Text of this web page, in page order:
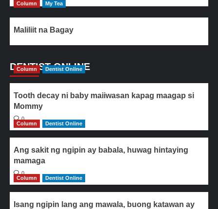
Column My Tea
Maliliit na Bagay
DENTIST ONLINE
Column Dentist Online
Tooth decay ni baby maiiwasan kapag maagap si
Mommy
0
Column
Dentist Online
Ang sakit ng ngipin ay babala, huwag hintaying
mamaga
0
Column
Dentist Online
Isang ngipin lang ang mawala, buong katawan ay